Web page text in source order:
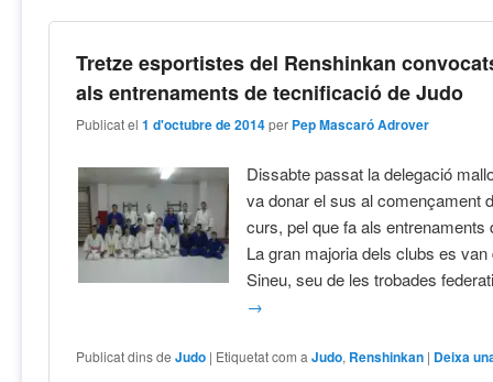
Tretze esportistes del Renshinkan
als entrenaments de tecnificació de Judo
Publicat el1 d'octubre de 2014 per Pep Mascaró Adrover
Dissabte passat la delegació
va donar el sus al començament
curs, pel que fa als entrenaments
La gran majoria dels clubs es
Sineu, seu de les trobades
→
Publicat dins de Judo | Etiquetat com a Judo, Renshinkan | Deixa